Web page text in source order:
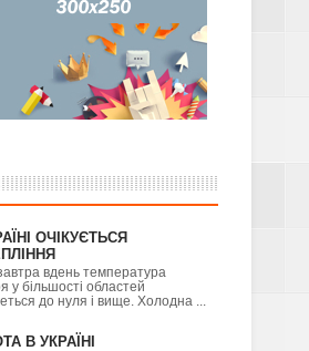
ОЧІКУЄТЬСЯ
вдень температура
у більшості областей
до нуля і вище. Холодна ...
В УКРАЇНІ